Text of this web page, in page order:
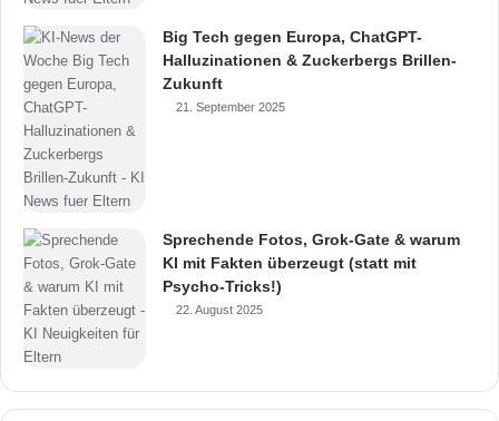
Big Tech gegen Europa, ChatGPT-
Halluzinationen & Zuckerbergs Brillen-
Zukunft
21. September 2025
Sprechende Fotos, Grok-Gate & warum
KI mit Fakten überzeugt (statt mit
Psycho-Tricks!)
22. August 2025